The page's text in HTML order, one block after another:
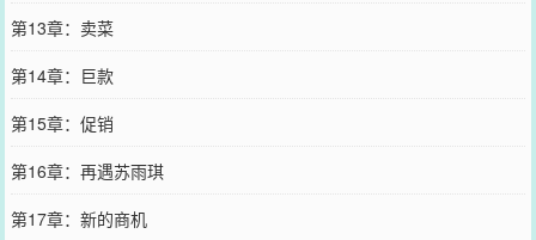
第13章：卖菜
第14章：巨款
第15章：促销
第16章：再遇苏雨琪
第17章：新的商机